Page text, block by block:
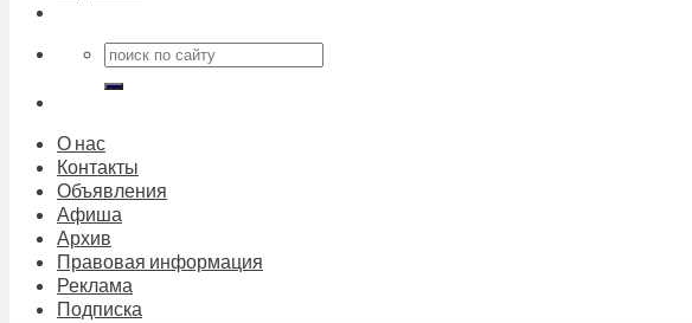
О нас
Контакты
Объявления
Афиша
Архив
Правовая информация
Реклама
Подписка